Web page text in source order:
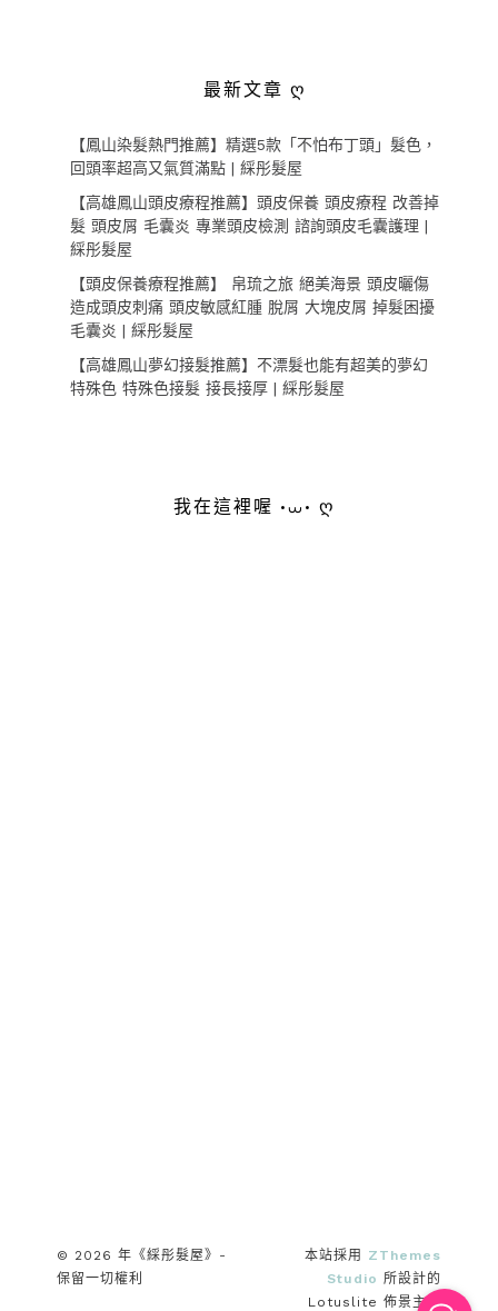
最新文章 ღ
【鳳山染髮熱門推薦】精選5款「不怕布丁頭」髮色，
回頭率超高又氣質滿點 | 綵彤髮屋
【高雄鳳山頭皮療程推薦】頭皮保養 頭皮療程 改善掉
髮 頭皮屑 毛囊炎 專業頭皮檢測 諮詢頭皮毛囊護理 |
綵彤髮屋
【頭皮保養療程推薦】 帛琉之旅 絕美海景 頭皮曬傷
造成頭皮刺痛 頭皮敏感紅腫 脫屑 大塊皮屑 掉髮困擾
毛囊炎 | 綵彤髮屋
【高雄鳳山夢幻接髮推薦】不漂髮也能有超美的夢幻
特殊色 特殊色接髮 接長接厚 | 綵彤髮屋
我在這裡喔 •⩊• ღ
© 2026 年《綵彤髮屋》-
保留一切權利
本站採用 ZThemes
Studio 所設計的
Lotuslite 佈景主題